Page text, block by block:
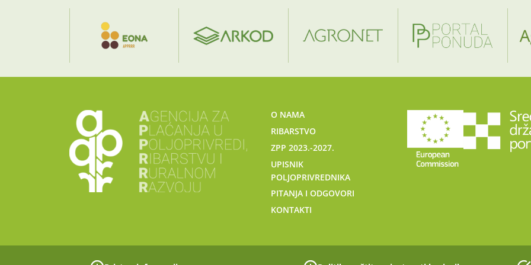
O NAMA
RIBARSTVO
ZPP 2023.-2027.
UPISNIK
POLJOPRIVREDNIKA
PITANJA I ODGOVORI
KONTAKTI